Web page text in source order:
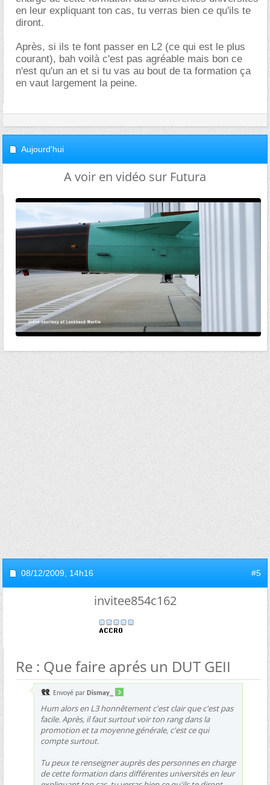
en leur expliquant ton cas, tu verras bien ce qu'ils te
diront.
Après, si ils te font passer en L2 (ce qui est le plus
courant), bah voilà c'est pas agréable mais bon ce
n'est qu'un an et si tu vas au bout de ta formation ça
en vaut largement la peine.
Aujourd'hui
A voir en vidéo sur Futura
08/12/2009, 14h16 #5
invitee854c162
Re : Que faire aprés un DUT GEII
Envoyé par Dismay_
Hum alors en L3 honnêtement c'est clair que c'est pas
facile. Après, il faut surtout voir ton rang dans la
promotion et ta moyenne générale, c'est ce qui
compte surtout.
Tu peux te renseigner auprès des personnes en charge
de cette formation dans différentes universités en leur